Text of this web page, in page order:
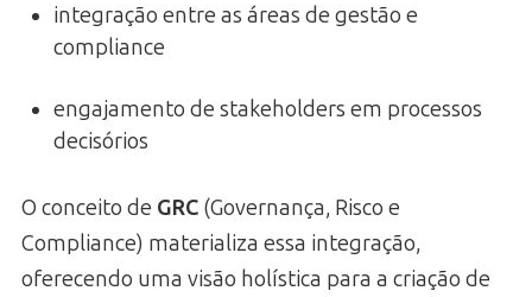
integração entre as áreas de gestão e
compliance
engajamento de stakeholders em processos
decisórios
O conceito de GRC (Governança, Risco e
Compliance) materializa essa integração,
oferecendo uma visão holística para a criação de